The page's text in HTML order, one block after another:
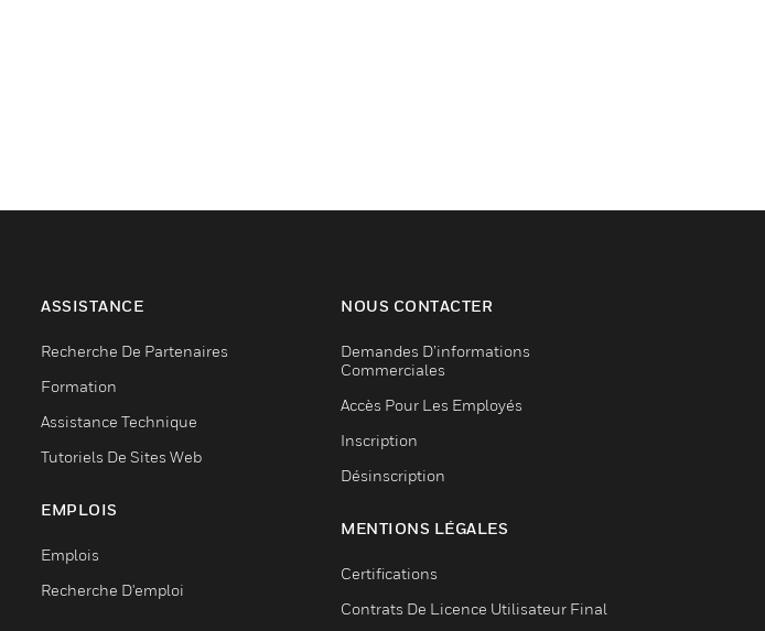
ASSISTANCE
Recherche De Partenaires
Formation
Assistance Technique
Tutoriels De Sites Web
EMPLOIS
Emplois
Recherche D'emploi
NOUS CONTACTER
Demandes D’informations
Commerciales
Accès Pour Les Employés
Inscription
Désinscription
MENTIONS LÉGALES
Certifications
Contrats De Licence Utilisateur Final